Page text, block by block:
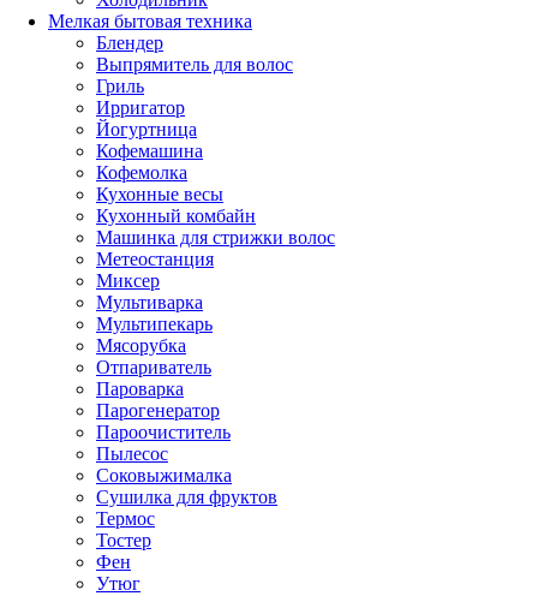
Мелкая бытовая техника
Блендер
Выпрямитель для волос
Гриль
Ирригатор
Йогуртница
Кофемашина
Кофемолка
Кухонные весы
Кухонный комбайн
Машинка для стрижки волос
Метеостанция
Миксер
Мультиварка
Мультипекарь
Мясорубка
Отпариватель
Пароварка
Парогенератор
Пароочиститель
Пылесос
Соковыжималка
Сушилка для фруктов
Термос
Тостер
Фен
Утюг